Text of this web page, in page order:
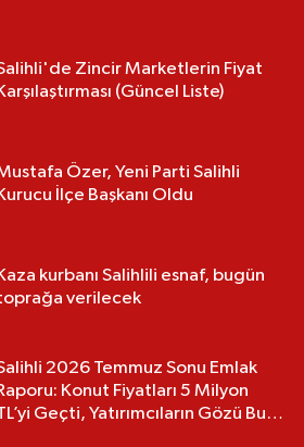
Zincir Marketlerin Fiyat
(Güncel Liste)
Özer, Yeni Parti Salihli
İlçe Başkanı Oldu
kurbanı Salihlili esnaf, bugün
verilecek
2026 Temmuz Sonu Emlak
Konut Fiyatları 5 Milyon
Geçti, Yatırımcıların Gözü Bu